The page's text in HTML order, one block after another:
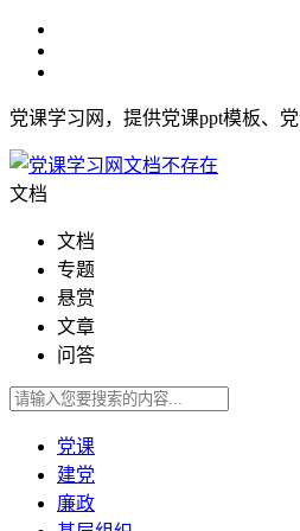
党课学习网，提供党课ppt模板、
文档
文档
专题
悬赏
文章
问答
党课
建党
廉政